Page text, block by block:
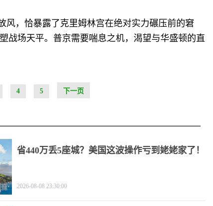
风，恰暴露了克里姆林宫在绝对实力碾压前的窘
战场天平。普京需要喘息之机，渴望与华盛顿的直
4 5 下一页
省440万丢5座城？美国这波操作亏到姥姥家了！
2026-08-08 23:30:00